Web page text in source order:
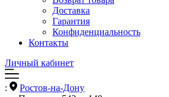
Доставка
Гарантия
Конфиденциальность
Контакты
Личный кабинет
:
Ростов-на-Дону